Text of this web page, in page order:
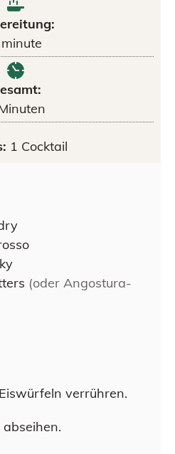
minute
1 Cocktail
(oder Angostura-
verrühren.